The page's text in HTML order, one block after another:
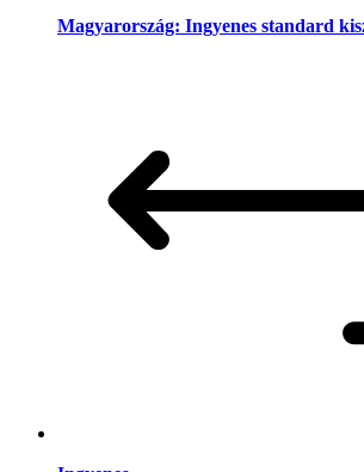
Magyarország: Ingyenes standard